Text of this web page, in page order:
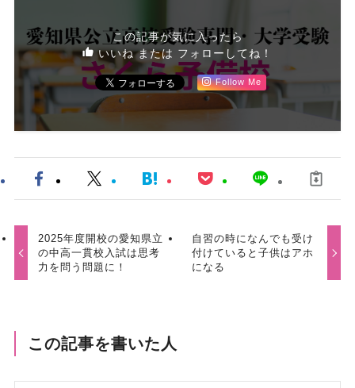
この記事が気に入ったら
いいね または フォローしてね！
Follow Me
2025年度開校の愛知県立
の中高一貫校入試は思考
力を問う問題に！
自習の時になんでも受け
付けていると子供はアホ
になる
この記事を書いた人